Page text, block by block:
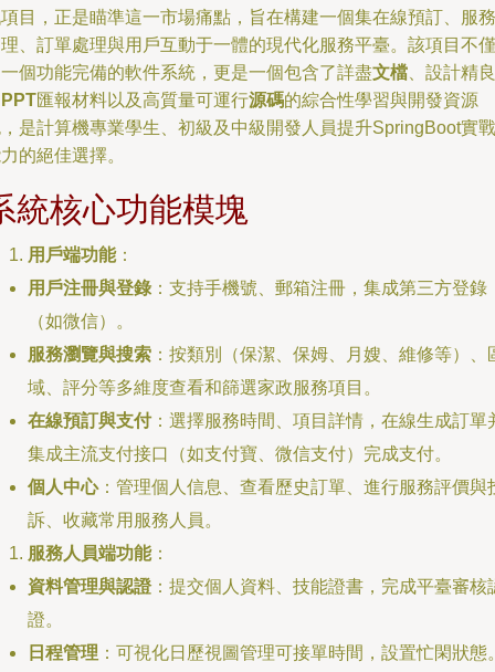
目，正是瞄準這一市場痛點，旨在構建一個集在線預訂、服務
、訂單處理與用戶互動于一體的現代化服務平臺。該項目不僅
個功能完備的軟件系統，更是一個包含了詳盡文檔 、設計精良
PPT匯報材料以及高質量可運行源碼的綜合性學習與開發資源
是計算機專業學生、初級及中級開發人員提升SpringBoot實戰
的絕佳選擇。
統核心功能模塊
用戶端功能：
用戶注冊與登錄 ：支持手機號、郵箱注冊，集成第三方登錄
（如微信）。
服務瀏覽與搜索 ：按類別（保潔、保姆、月嫂、維修等）、
域、評分等多維度查看和篩選家政服務項目。
在線預訂與支付：選擇服務時間、項目詳情，在線生成訂單
集成主流支付接口（如支付寶、微信支付）完成支付。
個人中心：管理個人信息、查看歷史訂單、進行服務評價與
訴、收藏常用服務人員。
服務人員端功能：
資料管理與認證：提交個人資料、技能證書，完成平臺審核
證。
日程管理 ：可視化日歷視圖管理可接單時間，設置忙閑狀態